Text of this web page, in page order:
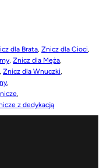
dla Brata, Znicz dla Cioci,
, Znicz dla Męża,
, Znicz dla Wnuczki,
,
,
z dedykacją